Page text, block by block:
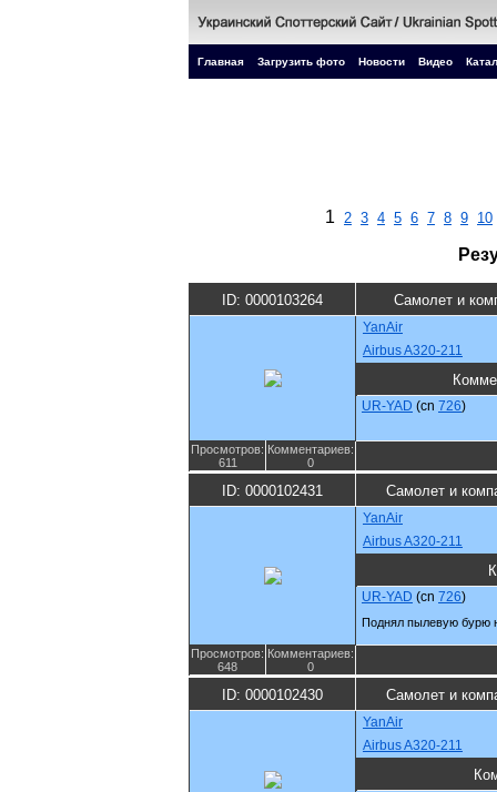
Главная Загрузить фото Новости Видео
1 2 3 4 5 6 7 8 9 10
ID: 0000103264 Самолет и
YanAir
Airbus A320-211
UR-YAD (cn 726)
Просмотров:
611
Комментариев:
0
ID: 0000102431 Самолет и
YanAir
Airbus A320-211
UR-YAD (cn 726)
Поднял пылевую бурю
Просмотров:
648
Комментариев:
0
ID: 0000102430 Самолет и
YanAir
Airbus A320-211